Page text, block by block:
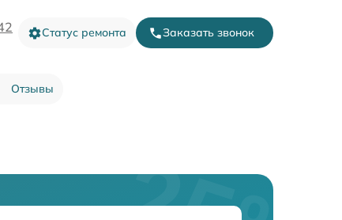
Статус ремонта Заказать звонок
Отзывы